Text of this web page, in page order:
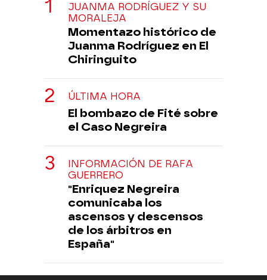
JUANMA RODRÍGUEZ Y SU
MORALEJA
Momentazo histórico de
Juanma Rodríguez en El
Chiringuito
ÚLTIMA HORA
El bombazo de Fité sobre
el Caso Negreira
INFORMACIÓN DE RAFA
GUERRERO
"Enriquez Negreira
comunicaba los
ascensos y descensos
de los árbitros en
España"